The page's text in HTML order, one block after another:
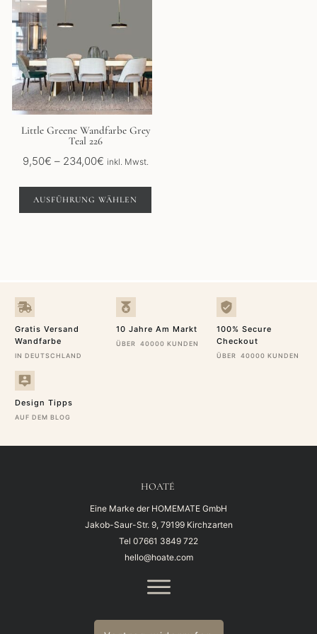
Little Greene Wandfarbe Grey
Teal 226
9,50€ – 234,00€Preisspanne:
bis
234,00€
inkl. Mwst.
AUSFÜHRUNG WÄHLEN
mehrere
auf.
Optionen
können
auf
der
Produktseite
gewählt
Gratis Versand
Wandfarbe
IN DEUTSCHLAND
10 Jahre Am Markt
ÜBER 40000 KUNDEN
100% Secure
Checkout
ÜBER 40000 KUNDEN
Design Tipps
AUF DEM BLOG
HOATÉ
Eine Marke der HOMEMATE GmbH
Jakob-Saur-Str. 9, 79199 Kirchzarten
Tel 07661 3849 722
hello@hoate.com